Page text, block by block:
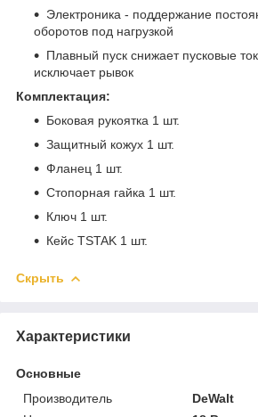
Электроника - поддержание
оборотов под нагрузкой
Плавный пуск снижает пусковые
исключает рывок
Комплектация:
Боковая рукоятка 1 шт.
Защитный кожух 1 шт.
Фланец 1 шт.
Стопорная гайка 1 шт.
Ключ 1 шт.
Кейс TSTAK 1 шт.
Скрыть
Характеристики
Основные
Производитель
DeWalt